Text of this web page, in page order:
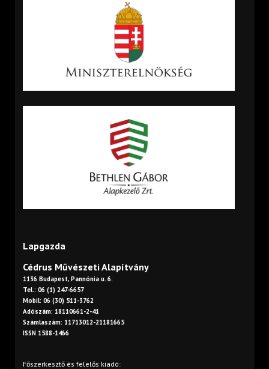
Lapgazda
Cédrus Művészeti Alapítvány
1136 Budapest, Pannónia u. 6.
Tel.: 06 (1) 247-6657
Mobil: 06 (30) 511-3762
Adószám: 18110661-2-41
Számlaszám: 11713012-21181665
ISSN 1588-1466
Főszerkesztő és felelős kiadó: